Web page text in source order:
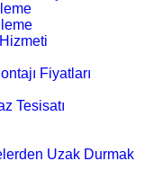
Fiyatları
Tesisatı
Uzak Durmak